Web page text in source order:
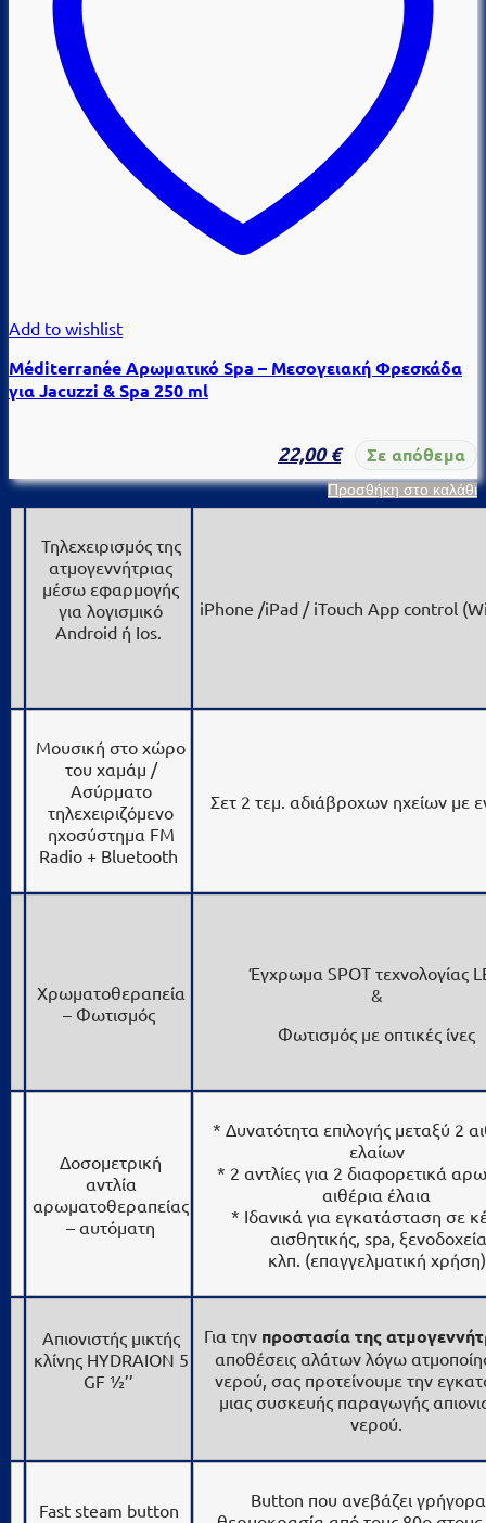
Add to wishlist
Méditerranée Αρωματικό Spa – Μεσογειακή Φρεσκάδα
για Jacuzzi & Spa 250 ml
22,00€ Σε απόθεμα
Προσθήκη στο καλάθι
Τηλεχειρισμός της
ατμογεννήτριας
μέσω εφαρμογής
για λογισμικό
Android ή Ios.
iPhone /iPad / iTouch App control
Μουσική στο χώρο
του χαμάμ /
Ασύρματο
τηλεχειριζόμενο
ηχοσύστημα FM
Radio + Bluetooth
Σετ 2 τεμ. αδιάβροχων ηχείων με
Χρωματοθεραπεία
– Φωτισμός
Έγχρωμα SPOT τεχνολογίας
&
Φωτισμός με οπτικές ίνες
Δοσομετρική
αντλία
αρωματοθεραπείας
– αυτόματη
* Δυνατότητα επιλογής μεταξύ 2
ελαίων
* 2 αντλίες για 2 διαφορετικά
αιθέρια έλαια
* Ιδανικά για εγκατάσταση σε
αισθητικής, spa, ξενοδοχεία
κλπ. (επαγγελματική
Απιονιστής μικτής
κλίνης HYDRAION 5
GF ½’’
Για την προστασία της
αποθέσεις αλάτων λόγω
νερού, σας προτείνουμε την
μιας συσκευής παραγωγής
νερού.
Fast steam button
Button που ανεβάζει